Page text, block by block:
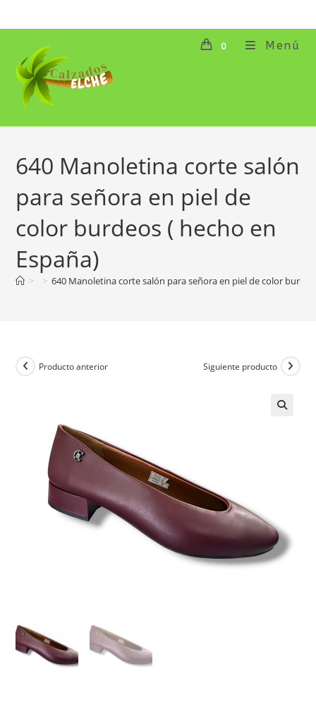
al
contenido
0 Menú
640 Manoletina corte salón
para señora en piel de
color burdeos ( hecho en
España)
> > 640 Manoletina corte salón para señora en piel de color
Producto anterior Siguiente producto